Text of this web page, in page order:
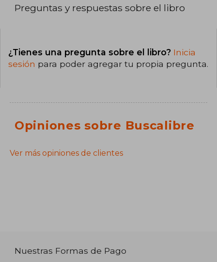
Preguntas y respuestas sobre el libro
¿Tienes una pregunta sobre el libro? Inicia
sesión para poder agregar tu propia pregunta.
Opiniones sobre Buscalibre
Ver más opiniones de clientes
Nuestras Formas de Pago